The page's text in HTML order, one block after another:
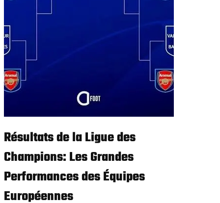
Résultats de la Ligue des
Champions: Les Grandes
Performances des Équipes
Européennes